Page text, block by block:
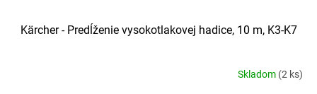
Kärcher - Predĺženie vysokotlakovej hadice, 10 m, K3-K7
Skladom (2 ks)